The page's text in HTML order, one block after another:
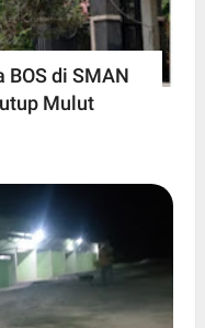
di SMAN
Mulut